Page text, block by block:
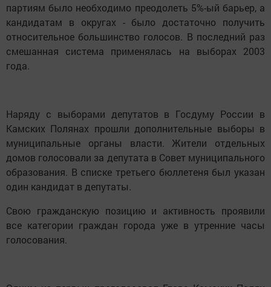
партиям было необходимо преодолеть 5%-ый барьер, а
кандидатам в округах - было достаточно получить
относительное большинство голосов. В последний раз
смешанная система применялась на выборах 2003
года.
Наряду с выборами депутатов в Госдуму России в
Камских Полянах прошли дополнительные выборы в
муниципальные органы власти. Жители отдельных
домов голосовали за депутата в Совет муниципального
образования. В списке третьего бюллетеня был указан
один кандидат в депутаты.
Свою гражданскую позицию и активность проявили
все категории граждан города уже в утренние часы
голосования.